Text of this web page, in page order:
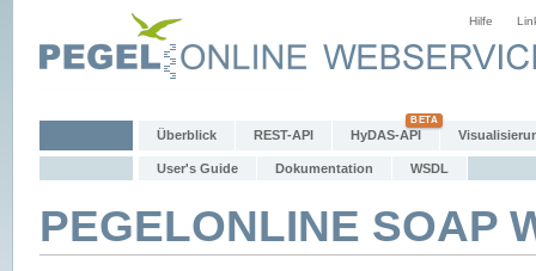
Hilfe
Überblick REST-API HyDAS-API
User's Guide Dokumentation WSDL
PEGELONLINE SOAP